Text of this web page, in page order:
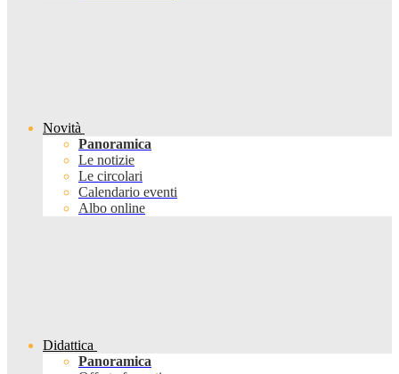
Novità
Panoramica
Le notizie
Le circolari
Calendario eventi
Albo online
Didattica
Panoramica